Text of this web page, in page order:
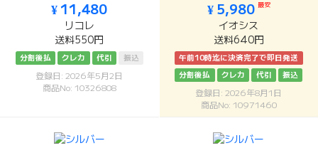
¥ 11,480
リコレ
送料550円
分割後払 クレカ 代引 振込
登録日: 2026年5月2日
商品No: 10326808
¥ 5,980 最安
イオシス
送料640円
午前10時迄に決済完了で即日発送
分割後払
クレカ 代引 振込
登録日: 2026年8月1日
商品No: 10971460